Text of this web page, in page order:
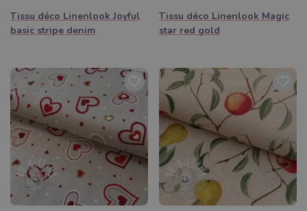
Tissu déco Linenlook Joyful
basic stripe denim
Tissu déco Linenlook Magic
star red gold